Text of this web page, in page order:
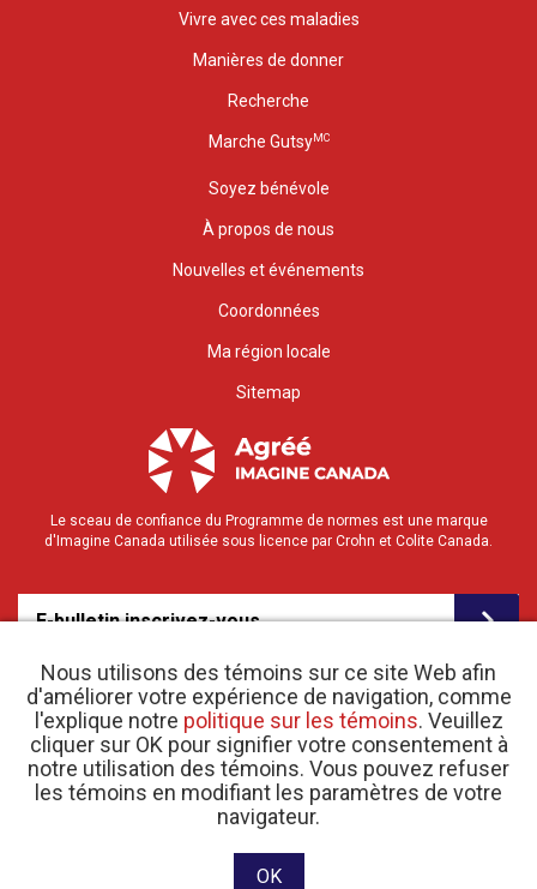
Nous utilisons des témoins sur ce site Web afin
d'améliorer votre expérience de navigation, comme
l'explique notre politique sur les témoins. Veuillez
cliquer sur OK pour signifier votre consentement à
notre utilisation des témoins. Vous pouvez refuser
les témoins en modifiant les paramètres de votre
navigateur.
OK
Vivre avec ces maladies
Manières de donner
Recherche
Marche GutsyMC
Soyez bénévole
À propos de nous
Nouvelles et événements
Coordonnées
Ma région locale
Sitemap
Le sceau de confiance du Programme de normes est une marque
d'Imagine Canada utilisée sous licence par Crohn et Colite Canada.
E-bulletin inscrivez-vous
© 2026 Crohn et Colite Canada |Politique de confidentialité
d’organisme de bienfaisance 11883 1486 RR 0001
Site web conçu et développé par raisin Software.